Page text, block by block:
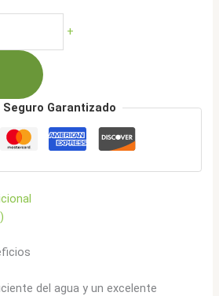
+
Seguro Garantizado
del agua y un excelente